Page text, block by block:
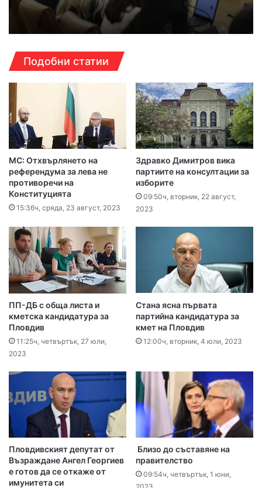
Подобни статии
МС: Отхвърлянето на
референдума за лева не
противоречи на
Конституцията
15:36ч, сряда, 23 август, 2023
Здравко Димитров вика
партиите на консултации за
изборите
09:50ч, вторник, 22 август,
2023
ПП-ДБ с обща листа и
кметска кандидатура за
Пловдив
11:25ч, четвъртък, 27 юли,
2023
Стана ясна първата
партийна кандидатура за
кмет на Пловдив
12:00ч, вторник, 4 юли, 2023
Пловдивският депутат от
Възраждане Ангел Георгиев
е готов да се откаже от
имунитета си
Близо до съставяне на
правителство
09:54ч, четвъртък, 1 юни,